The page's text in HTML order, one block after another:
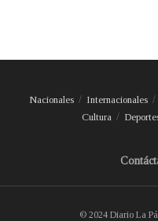
Nacionales Internacionales
Cultura
© 2024 Diario La